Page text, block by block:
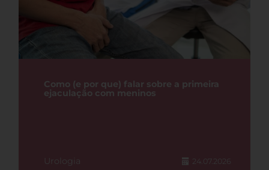
Como (e por que) falar sobre a primeira
ejaculação com meninos
Urologia 24.07.2026